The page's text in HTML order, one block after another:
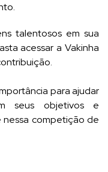
talentosos em sua
acessar a Vakinha
para ajudar
seus objetivos e
nessa competição de